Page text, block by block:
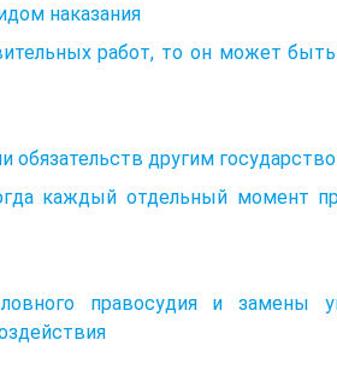
наказания
работ, то он может
обязательств другим
каждый отдельный момент
правосудия и замены